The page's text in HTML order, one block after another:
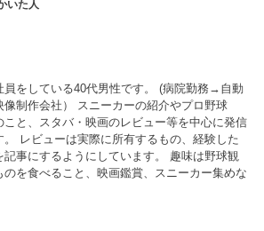
いた人
員をしている40代男性です。 (病院勤務→自動
制作会社） スニーカーの紹介やプロ野球
こと、スタバ・映画のレビュー等を中心に発信
。 レビューは実際に所有するもの、経験した
記事にするようにしています。 趣味は野球観
のを食べること、映画鑑賞、スニーカー集めな